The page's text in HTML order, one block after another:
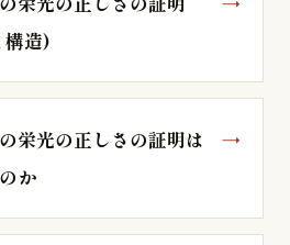
構造)
栄光の正しさの証明は
か